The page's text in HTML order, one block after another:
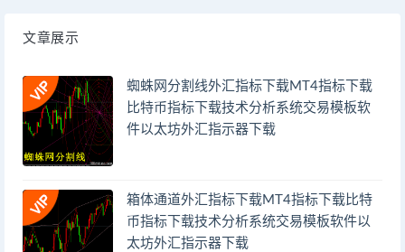
文章展示
蜘蛛网分割线外汇指标下载MT4指标下载
比特币指标下载技术分析系统交易模板软
件以太坊外汇指示器下载
箱体通道外汇指标下载MT4指标下载比特
币指标下载技术分析系统交易模板软件以
太坊外汇指示器下载